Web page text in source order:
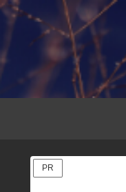
PR